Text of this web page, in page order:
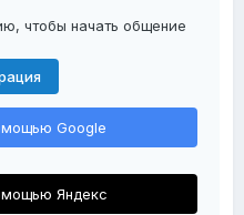
чтобы начать общение
Google
Яндекс